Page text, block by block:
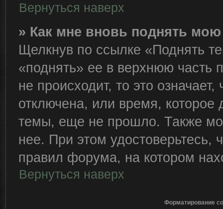
Вернуться наверх
» Как мне вновь поднять
Щелкнув по ссылке «Поднять
«поднять» ее в верхнюю часть
не происходит, то это
отключена, или время, которое
темы, еще не прошло. Также
нее. При этом
правил форума, на котором
Вернуться наверх
Форматирование